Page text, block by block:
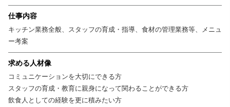
独立志望の方や、更なるスキルアップを目指す方にも多彩な活躍の場を用
一人ひとりの希望や将来ビジョンに合わせて、最適なキャリアをサポート
します！
◎スペシャリストたちが最前線をバックアップ！
運営母体は、関西を中心に100店舗以上の飲食ブランドを展開する株式会
社HASSIN。
本部には商品企画や広報・販促、購買など各分野のエキスパートがそろ
仕事内容
キッチン業務全般、スタッフの育成・指導、食材の管理業務等、メニュ
ー考案
求める人材像
コミュニケーションを大切にできる方
スタッフの育成・教育に親身になって関わることができる方
飲食人としての経験を更に積みたい方